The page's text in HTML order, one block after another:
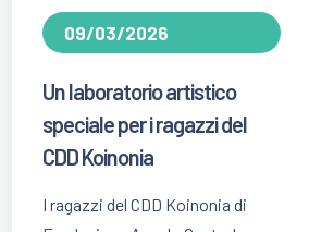
09/03/2026
Un laboratorio artistico
speciale per i ragazzi del
CDD Koinonia
I ragazzi del CDD Koinonia di